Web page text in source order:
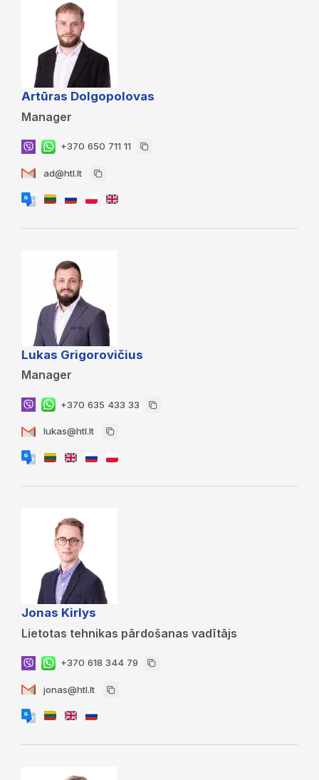
Artūras Dolgopolovas
Manager
+370 650 711 11
ad@htl.lt
Lukas Grigorovičius
Manager
+370 635 433 33
lukas@htl.lt
Jonas Kirlys
Lietotas tehnikas pārdošanas vadītājs
+370 618 344 79
jonas@htl.lt